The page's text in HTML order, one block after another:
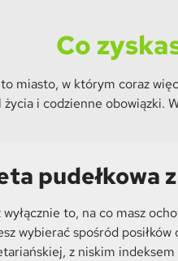
Co
miasto, w którym coraz
życia i codzienne obowiązki.
pudełkowa
to, na co masz
wybierać spośród
z niskim